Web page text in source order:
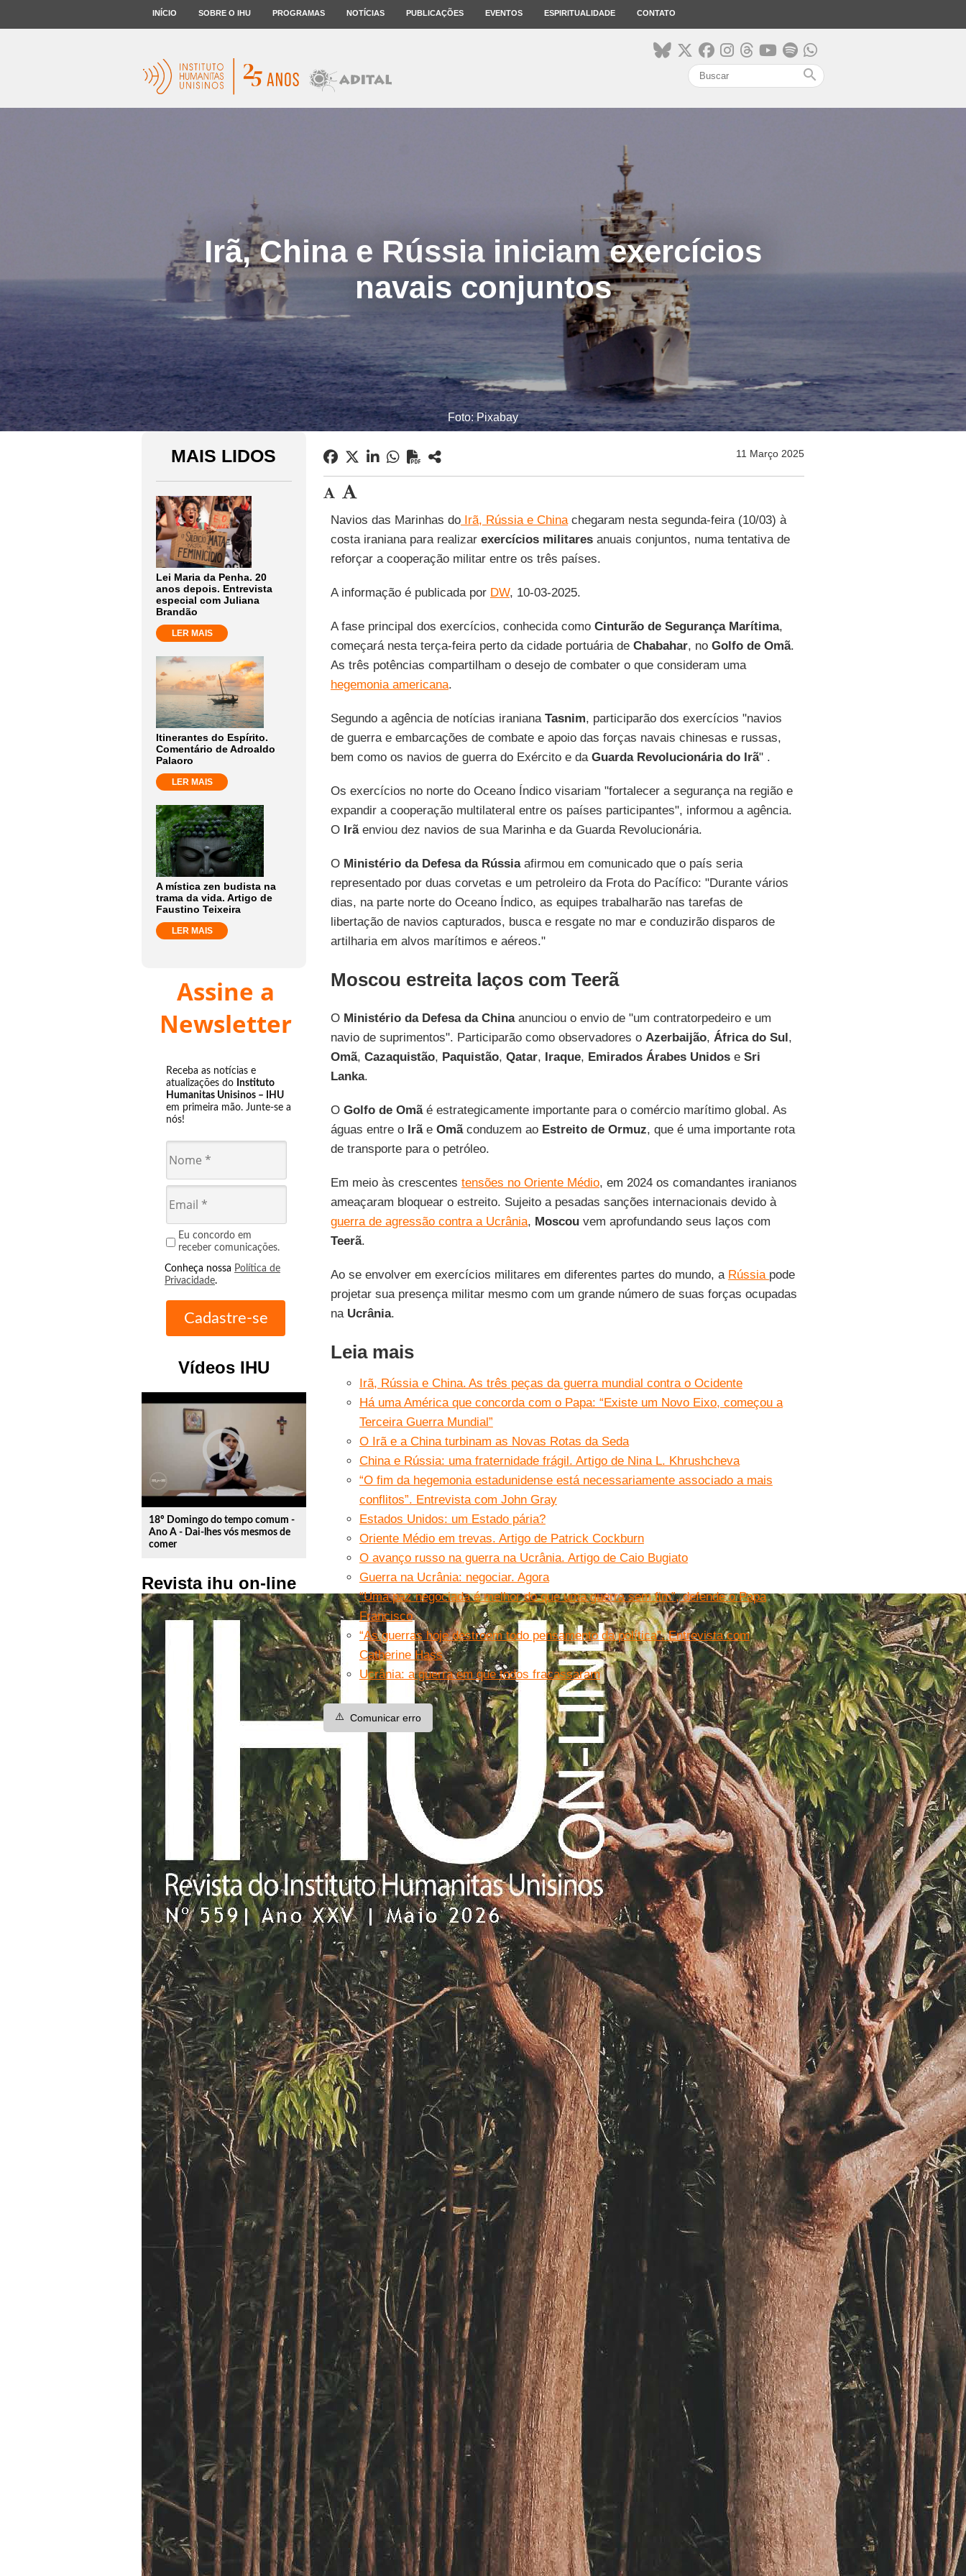
INÍCIO SOBRE O IHU PROGRAMAS NOTÍCIAS PUBLICAÇÕES EVENTOS ESPIRITUALIDADE CONTATO
search
Irã, China e Rússia iniciam exercícios
navais conjuntos
Foto: Pixabay
MAIS LIDOS
Lei Maria da Penha. 20
anos depois. Entrevista
especial com Juliana
Brandão
LER MAIS
Itinerantes do Espírito.
Comentário de Adroaldo
Palaoro
LER MAIS
A mística zen budista na
trama da vida. Artigo de
Faustino Teixeira
LER MAIS
Assine a
Newsletter
Receba as notícias e
atualizações do Instituto
Humanitas Unisinos – IHU
em primeira mão. Junte-se a
nós!
Eu concordo em
receber comunicações.
Conheça nossa Política de
Privacidade.
Vídeos IHU
play_circle_outline
18º Domingo do tempo comum -
Ano A - Dai-lhes vós mesmos de
comer
Revista ihu on-line
11 Março 2025
Navios das Marinhas doIrã, Rússia e Chinachegaram nesta segunda-feira (10/03) à
costa iraniana para realizar exercícios militaresanuais conjuntos, numa tentativa de
reforçar a cooperação militar entre os três países.
A informação é publicada por DW, 10-03-2025.
A fase principal dos exercícios, conhecida como Cinturão de Segurança Marítima,
começará nesta terça-feira perto da cidade portuária de Chabahar, no Golfo de Omã.
As três potências compartilham o desejo de combater o que consideram uma
hegemonia americana.
Segundo a agência de notícias iraniana Tasnim, participarão dos exercícios "navios
de guerra e embarcações de combate e apoio das forças navais chinesas e russas,
bem como os navios de guerra do Exército e da Guarda Revolucionária do Irã" .
Os exercícios no norte do Oceano Índico visariam "fortalecer a segurança na região e
expandir a cooperação multilateral entre os países participantes", informou a agência.
O Irãenviou dez navios de sua Marinha e da Guarda Revolucionária.
O Ministério da Defesa da Rússiaafirmou em comunicado que o país seria
representado por duas corvetas e um petroleiro da Frota do Pacífico: "Durante vários
dias, na parte norte do Oceano Índico, as equipes trabalharão nas tarefas de
libertação de navios capturados, busca e resgate no mar e conduzirão disparos de
artilharia em alvos marítimos e aéreos."
Moscou estreita laços com Teerã
O Ministério da Defesa da Chinaanunciou o envio de "um contratorpedeiro e um
navio de suprimentos". Participarão como observadores o Azerbaijão, África do Sul,
Omã, Cazaquistão, Paquistão, Qatar, Iraque, Emirados Árabes Unidose Sri
Lanka.
O Golfo de Omãé estrategicamente importante para o comércio marítimo global. As
águas entre o Irãe Omãconduzem ao Estreito de Ormuz, que é uma importante rota
de transporte para o petróleo.
Em meio às crescentes tensões no Oriente Médio, em 2024 os comandantes iranianos
ameaçaram bloquear o estreito. Sujeito a pesadas sanções internacionais devido à
guerra de agressão contra a Ucrânia, Moscouvem aprofundando seus laços com
Teerã.
Ao se envolver em exercícios militares em diferentes partes do mundo, a Rússia pode
projetar sua presença militar mesmo com um grande número de suas forças ocupadas
na Ucrânia.
Leia mais
Irã, Rússia e China. As três peças da guerra mundial contra o Ocidente
Há uma América que concorda com o Papa: “Existe um Novo Eixo, começou a
Terceira Guerra Mundial”
O Irã e a China turbinam as Novas Rotas da Seda
China e Rússia: uma fraternidade frágil. Artigo de Nina L. Khrushcheva
“O fim da hegemonia estadunidense está necessariamente associado a mais
conflitos”. Entrevista com John Gray
Estados Unidos: um Estado pária?
Oriente Médio em trevas. Artigo de Patrick Cockburn
O avanço russo na guerra na Ucrânia. Artigo de Caio Bugiato
Guerra na Ucrânia: negociar. Agora
“Uma paz negociada é melhor do que uma guerra sem fim”, defende o Papa
Francisco
“As guerras hoje destroem todo pensamento da política”. Entrevista com
Catherine Hass
Ucrânia: a guerra em que todos fracassaram
⚠️ Comunicar erro